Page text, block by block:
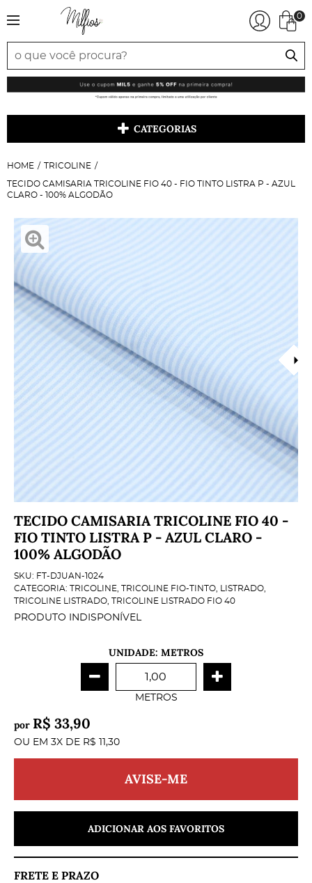
0
CATEGORIAS
HOME TRICOLINE
TECIDO CAMISARIA TRICOLINE FIO 40 - FIO TINTO LISTRA P - AZUL
CLARO - 100% ALGODÃO
TECIDO CAMISARIA TRICOLINE FIO 40 -
FIO TINTO LISTRA P - AZUL CLARO -
100% ALGODÃO
SKU: FT-DJUAN-1024
CATEGORIA: TRICOLINE TRICOLINE FIO-TINTO LISTRADO
TRICOLINE LISTRADO TRICOLINE LISTRADO FIO 40
PRODUTO INDISPONÍVEL
UNIDADE: METROS
METROS
por R$ 33,90
OU EM 3X DE R$ 11,30
AVISE-ME
ADICIONAR AOS FAVORITOS
FRETE E PRAZO